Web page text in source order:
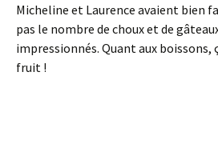
Micheline et Laurence avaient bien
pas le nombre de choux et de
impressionnés. Quant aux boissons,
fruit !